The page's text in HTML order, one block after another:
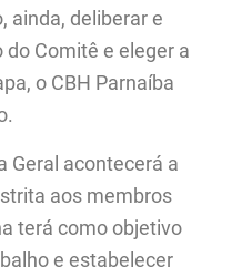
ainda, deliberar e
Comitê e eleger a
o CBH Parnaíba
Geral acontecerá a
aos membros
terá como objetivo
e estabelecer